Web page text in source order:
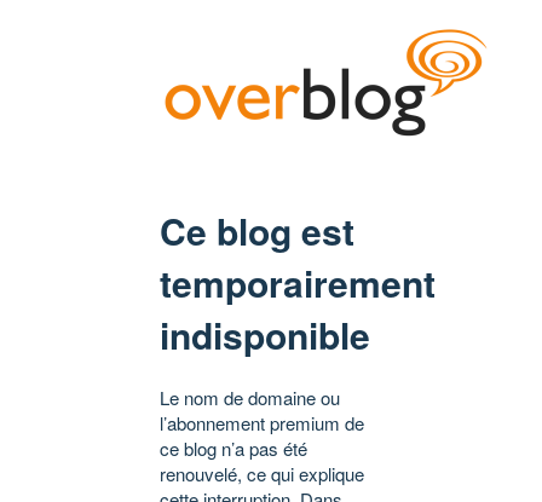
Ce blog est
temporairement
indisponible
Le nom de domaine ou
l’abonnement premium de
ce blog n’a pas été
renouvelé, ce qui explique